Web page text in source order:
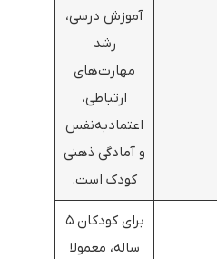
آموزش درسی،
رشد
مهارت‌های
ارتباطی،
اعتمادبه‌نفس
و آمادگی ذهنی
کودک است.
برای کودکان ۵
ساله، معمولا